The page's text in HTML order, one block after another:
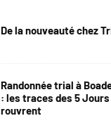
De la nouveauté chez
Randonnée trial à
: les traces des 5 Jours
rouvrent